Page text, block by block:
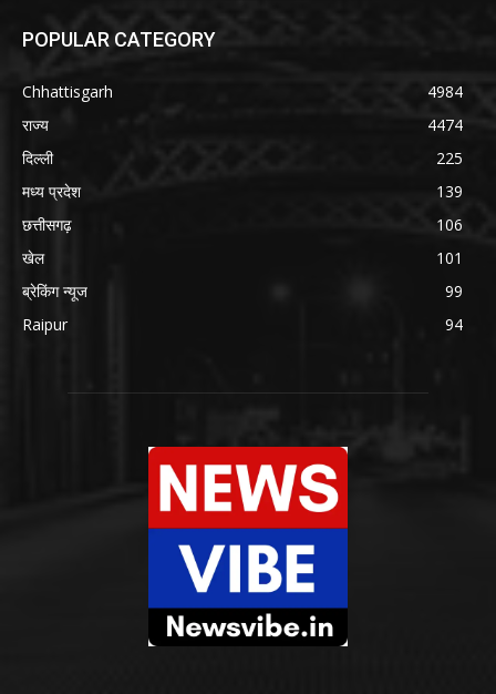
POPULAR CATEGORY
Chhattisgarh
4984
राज्य
4474
दिल्ली
225
मध्य प्रदेश
139
छत्तीसगढ़
106
खेल
101
ब्रेकिंग न्यूज
99
Raipur
94